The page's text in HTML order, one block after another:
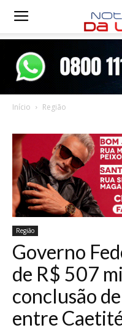
Notícias
Início Região
Região
Governo
de R$ 507
conclusão
entre